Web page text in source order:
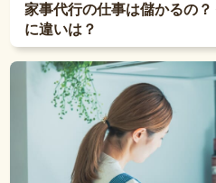
家事代行の仕事は儲かるの
に違いは？